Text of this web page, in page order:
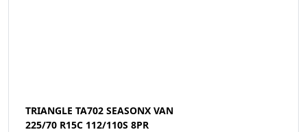
TRIANGLE TA702 SEASONX VAN
225/70 R15C 112/110S 8PR